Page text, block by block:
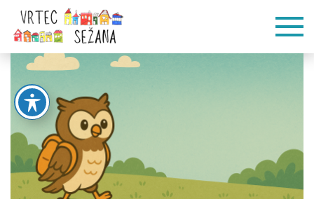
Skip
content
Sežana
Veliko pogumnih